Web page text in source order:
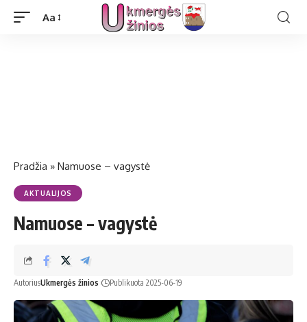
Aa
Pradžia » Namuose – vagystė
AKTUALIJOS
Namuose – vagystė
AutoriusUkmergės žinios Publikuota 2025-06-19